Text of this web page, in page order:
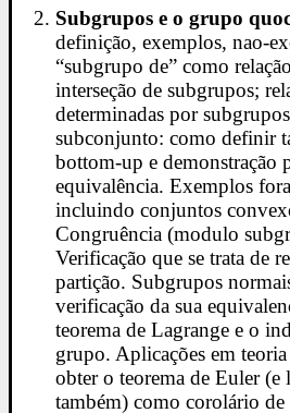
Subgrupos e o grupo
definição, exemplos, nao-
“subgrupo de” como
interseção de subgrupos;
determinadas por
subconjunto: como definir
bottom-up e demonstração
equivalência. Exemplos
incluindo conjuntos
Congruência (modulo
Verificação que se trata de
partição. Subgrupos
verificação da sua
teorema de Lagrange e o
grupo. Aplicações em
obter o teorema de Euler
também) como corolário de